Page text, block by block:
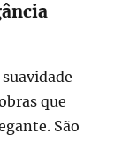
que
São